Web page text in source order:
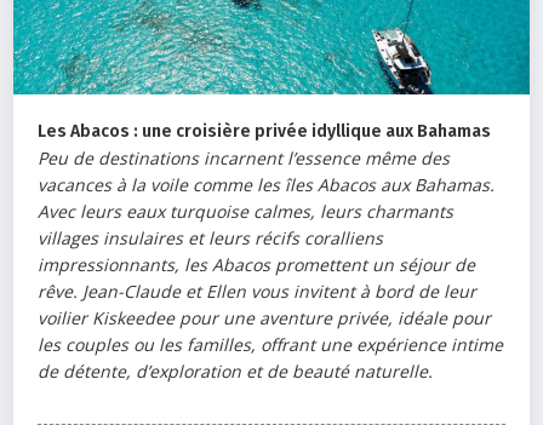
Les Abacos : une croisière privée idyllique aux Bahamas
Peu de destinations incarnent l’essence même des
vacances à la voile comme les îles Abacos aux Bahamas.
Avec leurs eaux turquoise calmes, leurs charmants
villages insulaires et leurs récifs coralliens
impressionnants, les Abacos promettent un séjour de
rêve. Jean-Claude et Ellen vous invitent à bord de leur
voilier Kiskeedee pour une aventure privée, idéale pour
les couples ou les familles, offrant une expérience intime
de détente, d’exploration et de beauté naturelle.